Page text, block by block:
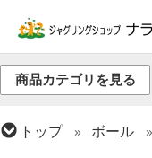
商品カテゴリを見る
トップ ボール